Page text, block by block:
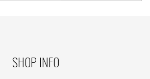
SHOP INFO